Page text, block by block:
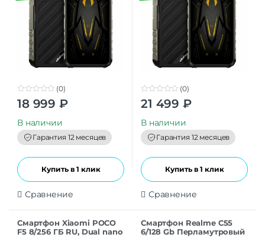
0
t
o
f
5
(0)
18 999 ₽
В наличии
Гарантия 12 месяцев
Купить в 1 клик
Сравнение
0
o
t
o
f
5
(0)
21 499 ₽
В наличии
Гарантия 12 месяцев
Купить в 1 клик
Сравнение
Смартфон Xiaomi POCO
F5 8/256 ГБ RU, Dual nano
Смартфон Realme C55
6/128 Gb Перламутровый